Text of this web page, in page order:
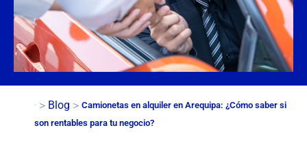
> Blog > Camionetas en alquiler en Arequipa: ¿Cómo saber si
son rentables para tu negocio?